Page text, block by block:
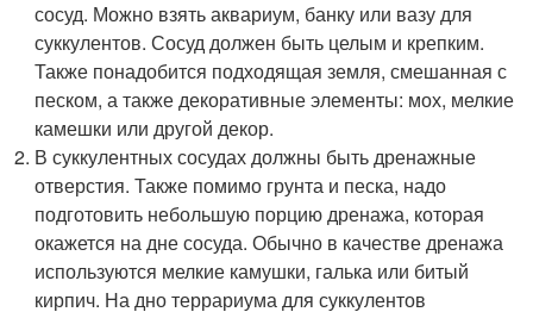
сосуд. Можно взять аквариум, банку или вазу для
суккулентов. Сосуд должен быть целым и крепким.
Также понадобится подходящая земля, смешанная с
песком, а также декоративные элементы: мох, мелкие
камешки или другой декор.
В суккулентных сосудах должны быть дренажные
отверстия. Также помимо грунта и песка, надо
подготовить небольшую порцию дренажа, которая
окажется на дне сосуда. Обычно в качестве дренажа
используются мелкие камушки, галька или битый
кирпич. На дно террариума для суккулентов